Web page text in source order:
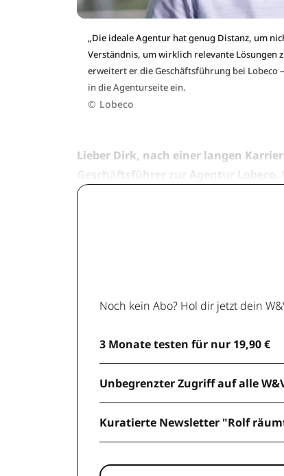
„Die ideale Agentur hat genug Distanz, um
Verständnis, um wirklich relevante Lösungen
erweitert er die Geschäftsführung bei
in die Agenturseite ein.
© Lobeco
Lieber Dirk, nach einer langen
Geschäftsführer zur Agentur
Noch kein Abo? Hol dir jetzt dein
3 Monate testen für nur 19,90 €
Unbegrenzter Zugriff auf alle
Kuratierte Newsletter "Rolf